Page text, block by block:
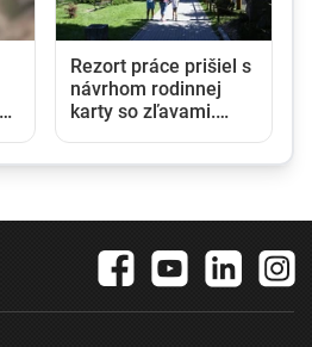
Rezort práce prišiel s
návrhom rodinnej
karty so zľavami.